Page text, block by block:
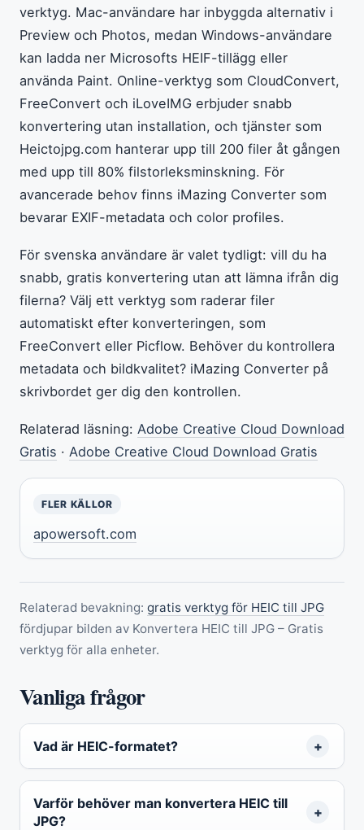
verktyg. Mac-användare har inbyggda alternativ i
Preview och Photos, medan Windows-användare
kan ladda ner Microsofts HEIF-tillägg eller
använda Paint. Online-verktyg som CloudConvert,
FreeConvert och iLoveIMG erbjuder snabb
konvertering utan installation, och tjänster som
Heictojpg.com hanterar upp till 200 filer åt gången
med upp till 80% filstorleksminskning. För
avancerade behov finns iMazing Converter som
bevarar EXIF-metadata och color profiles.
För svenska användare är valet tydligt: vill du ha
snabb, gratis konvertering utan att lämna ifrån dig
filerna? Välj ett verktyg som raderar filer
automatiskt efter konverteringen, som
FreeConvert eller Picflow. Behöver du kontrollera
metadata och bildkvalitet? iMazing Converter på
skrivbordet ger dig den kontrollen.
Relaterad läsning: Adobe Creative Cloud Download
Gratis · Adobe Creative Cloud Download Gratis
FLER KÄLLOR
apowersoft.com
Relaterad bevakning: gratis verktyg för HEIC till JPG
fördjupar bilden av Konvertera HEIC till JPG – Gratis
verktyg för alla enheter.
Vanliga frågor
Vad är HEIC-formatet?
Varför behöver man konvertera HEIC till
JPG?